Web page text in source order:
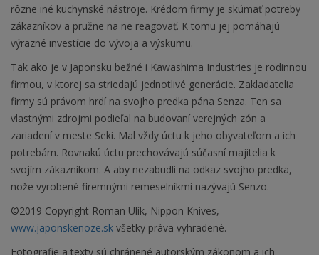
rôzne iné kuchynské nástroje. Krédom firmy je skúmať potreby
zákazníkov a pružne na ne reagovať. K tomu jej pomáhajú
výrazné investície do vývoja a výskumu.
Tak ako je v Japonsku bežné i Kawashima Industries je rodinnou
firmou, v ktorej sa striedajú jednotlivé generácie. Zakladatelia
firmy sú právom hrdí na svojho predka pána Senza. Ten sa
vlastnými zdrojmi podieľal na budovaní verejných zón a
zariadení v meste Seki. Mal vždy úctu k jeho obyvateľom a ich
potrebám. Rovnakú úctu prechovávajú súčasní majitelia k
svojím zákazníkom. A aby nezabudli na odkaz svojho predka,
nože vyrobené firemnými remeselníkmi nazývajú Senzo.
©2019 Copyright Roman Ulík, Nippon Knives,
www.japonskenoze.sk všetky práva vyhradené.
Fotografie a texty sú chránené autorským zákonom a ich